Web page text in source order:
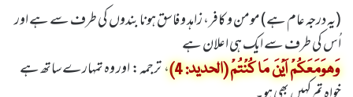
(یہ درجہ عام ہے) مومن و کافر، زاہد و فاسق ہونا بندوں کی طرف سے ہے اور
اُس کی طرف سے ایک ہی اعلان ہے
وَھوَمَعَکُمْ اَیْنَ مَا کُنْتُمْ (الحدید: 4) ، ترجمہ: اور وہ تمہارے ساتھ ہے